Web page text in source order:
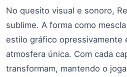
No quesito visual e sonoro,
sublime. A forma como
estilo gráfico opressivamente
atmosfera única. Com cada
transformam, mantendo o